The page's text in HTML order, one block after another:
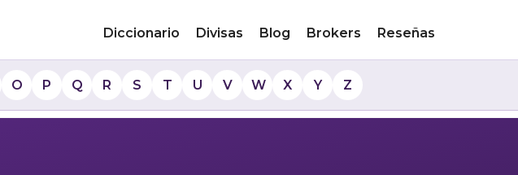
Diccionario Divisas Blog Brokers Reseñas
O P Q R S T U V W X Y Z